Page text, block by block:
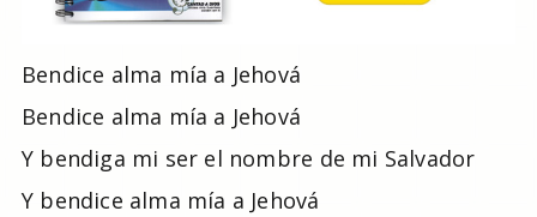
Bendice alma mía a Jehová
Bendice alma mía a Jehová
Y bendiga mi ser el nombre de mi Salvador
Y bendice alma mía a Jehová